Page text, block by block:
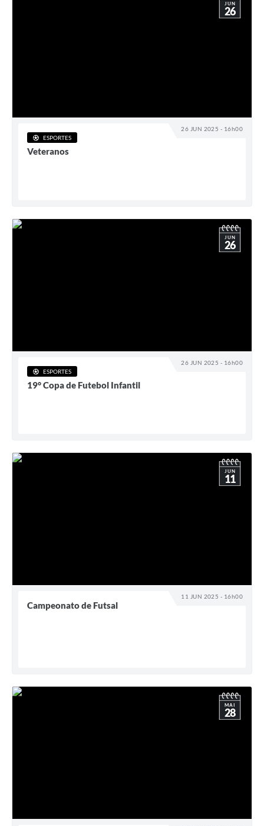
26 JUN 2025 - 16h00
JUN
26
ESPORTES
Veteranos
26 JUN 2025 - 16h00
JUN
26
ESPORTES
19° Copa de Futebol Infantil
11 JUN 2025 - 16h00
JUN
11
Campeonato de Futsal
MAI
28